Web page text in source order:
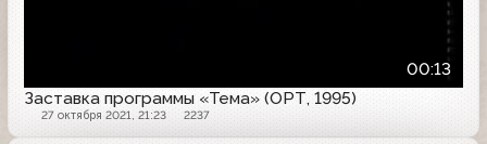
00:13
Заставка программы «Тема» (ОРТ, 1995)
27 октября 2021, 21:23 2237